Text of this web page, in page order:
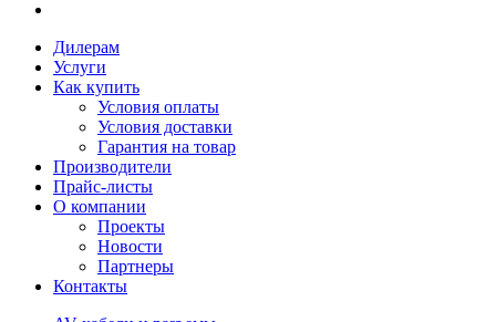
Дилерам
Услуги
Как купить
Условия оплаты
Условия доставки
Гарантия на товар
Производители
Прайс-листы
О компании
Проекты
Новости
Партнеры
Контакты